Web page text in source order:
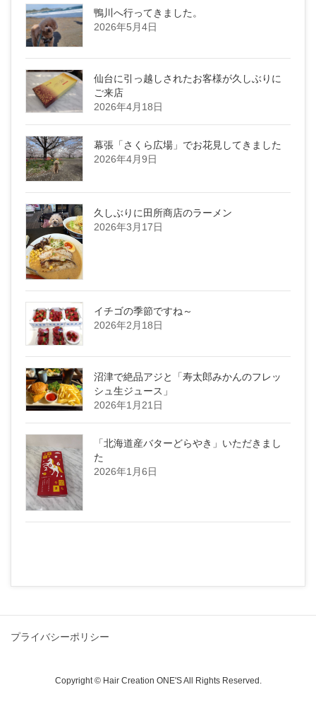
鴨川へ行ってきました。
2026年5月4日
仙台に引っ越しされたお客様が久しぶりに
ご来店
2026年4月18日
幕張「さくら広場」でお花見してきました
2026年4月9日
久しぶりに田所商店のラーメン
2026年3月17日
イチゴの季節ですね～
2026年2月18日
沼津で絶品アジと「寿太郎みかんのフレッ
シュ生ジュース」
2026年1月21日
「北海道産バターどらやき」いただきまし
た
2026年1月6日
プライバシーポリシー
Copyright © Hair Creation ONE'S All Rights Reserved.